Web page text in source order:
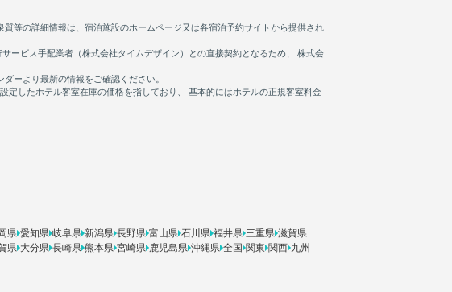
県 愛知県 岐阜県 新潟県 長野県 富山県 石川県 福井県 三重県 滋賀県
県 大分県 長崎県 熊本県 宮崎県 鹿児島県 沖縄県 全国 関東 関西 九州